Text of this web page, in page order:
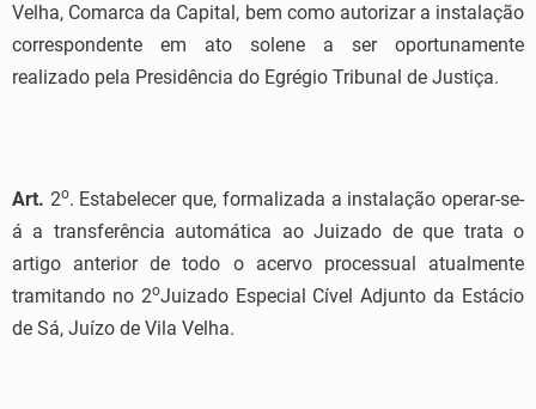
Velha, Comarca da Capital, bem como autorizar a instalação
correspondente em ato solene a ser oportunamente
realizado pela Presidência do Egrégio Tribunal de Justiça.
Art. 2o. Estabelecer que, formalizada a instalação operar-se-
á a transferência automática ao Juizado de que trata o
artigo anterior de todo o acervo processual atualmente
tramitando no 2oJuizado Especial Cível Adjunto da Estácio
de Sá, Juízo de Vila Velha.